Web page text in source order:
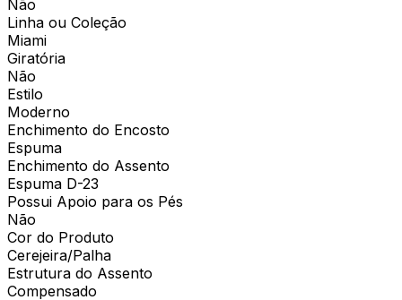
Não
Linha ou Coleção
Miami
Giratória
Não
Estilo
Moderno
Enchimento do Encosto
Espuma
Enchimento do Assento
Espuma D-23
Possui Apoio para os Pés
Não
Cor do Produto
Cerejeira/Palha
Estrutura do Assento
Compensado